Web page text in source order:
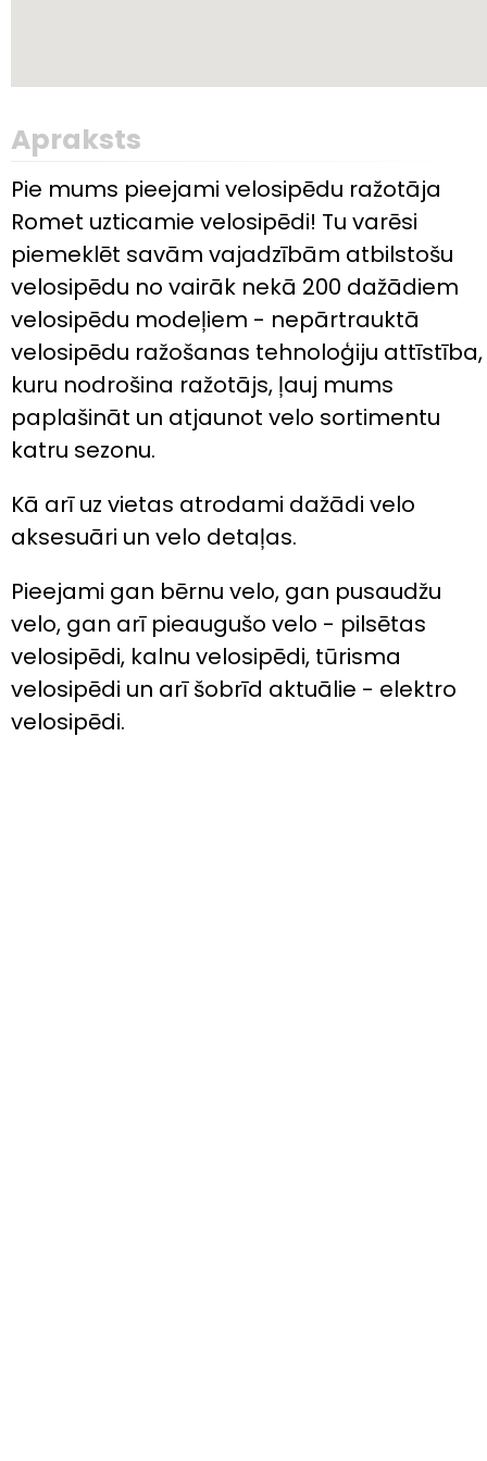
Apraksts
Pie mums pieejami velosipēdu ražotāja
Romet uzticamie velosipēdi! Tu varēsi
piemeklēt savām vajadzībām atbilstošu
velosipēdu no vairāk nekā 200 dažādiem
velosipēdu modeļiem - nepārtrauktā
velosipēdu ražošanas tehnoloģiju attīstība,
kuru nodrošina ražotājs, ļauj mums
paplašināt un atjaunot velo sortimentu
katru sezonu.
Kā arī uz vietas atrodami dažādi velo
aksesuāri un velo detaļas.
Pieejami gan bērnu velo, gan pusaudžu
velo, gan arī pieaugušo velo - pilsētas
velosipēdi, kalnu velosipēdi, tūrisma
velosipēdi un arī šobrīd aktuālie - elektro
velosipēdi.